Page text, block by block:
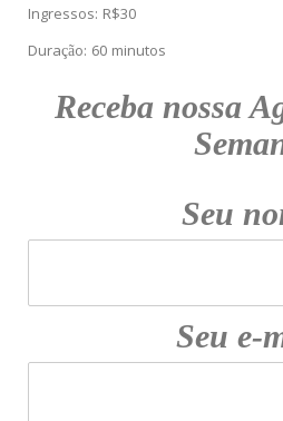
Ingressos: R$30
Duração: 60 minutos
Receba nossa
Seu
Seu e-